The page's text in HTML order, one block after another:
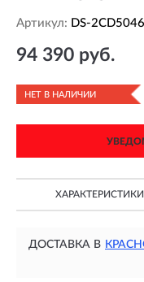
Артикул: DS-
94 390 руб.
НЕТ В НАЛИЧИИ
ХАРАКТЕРИСТИКИ
ДОСТАВКА В